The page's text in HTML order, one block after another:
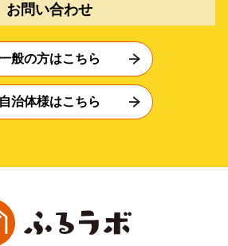
お問い合わせ
般の方はこちら
自治体様はこちら